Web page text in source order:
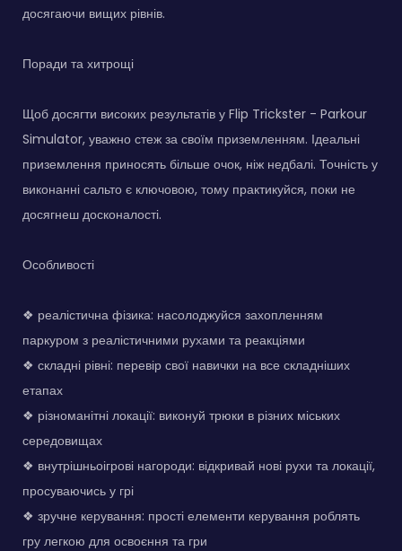
досягаючи вищих рівнів.
Поради та хитрощі
Щоб досягти високих результатів у Flip Trickster - Parkour
Simulator, уважно стеж за своїм приземленням. Ідеальні
приземлення приносять більше очок, ніж недбалі. Точність у
виконанні сальто є ключовою, тому практикуйся, поки не
досягнеш досконалості.
Особливості
❖ реалістична фізика: насолоджуйся захопленням
паркуром з реалістичними рухами та реакціями
❖ складні рівні: перевір свої навички на все складніших
етапах
❖ різноманітні локації: виконуй трюки в різних міських
середовищах
❖ внутрішньоігрові нагороди: відкривай нові рухи та локації,
просуваючись у грі
❖ зручне керування: прості елементи керування роблять
гру легкою для освоєння та гри